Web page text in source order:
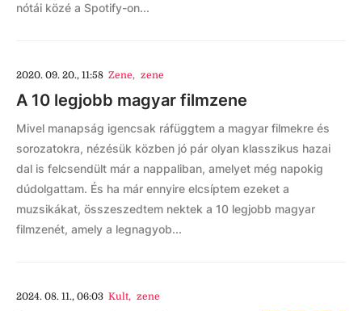
nótái közé a Spotify-on...
2020. 09. 20., 11:58 Zene, zene
A 10 legjobb magyar filmzene
Mivel manapság igencsak ráfüggtem a magyar filmekre és
sorozatokra, nézésük közben jó pár olyan klasszikus hazai
dal is felcsendült már a nappaliban, amelyet még napokig
dúdolgattam. És ha már ennyire elcsíptem ezeket a
muzsikákat, összeszedtem nektek a 10 legjobb magyar
filmzenét, amely a legnagyob...
2024. 08. 11., 06:03 Kult, zene